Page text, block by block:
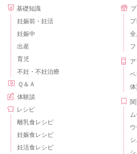
基礎知識
妊娠前・妊活
妊娠中
出産
育児
不妊・不妊治療
Ｑ＆Ａ
体験談
レシピ
離乳食レシピ
妊娠食レシピ
妊活食レシピ
全
ア
ベ
体
関